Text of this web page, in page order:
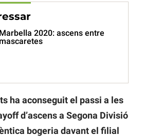
Marbella 2020: ascens entre
mascaretes
ha aconseguit el passi a les
d’ascens a Segona Divisió
bogeria davant el filial